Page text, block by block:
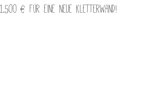
1.500 € für eine neue Kletterwand!